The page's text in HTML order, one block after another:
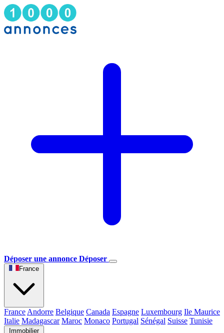
Déposer une annonce Déposer
France
France Andorre Belgique Canada Espagne Luxembourg Ile Maurice
Italie Madagascar Maroc Monaco Portugal Sénégal Suisse Tunisie
Immobilier